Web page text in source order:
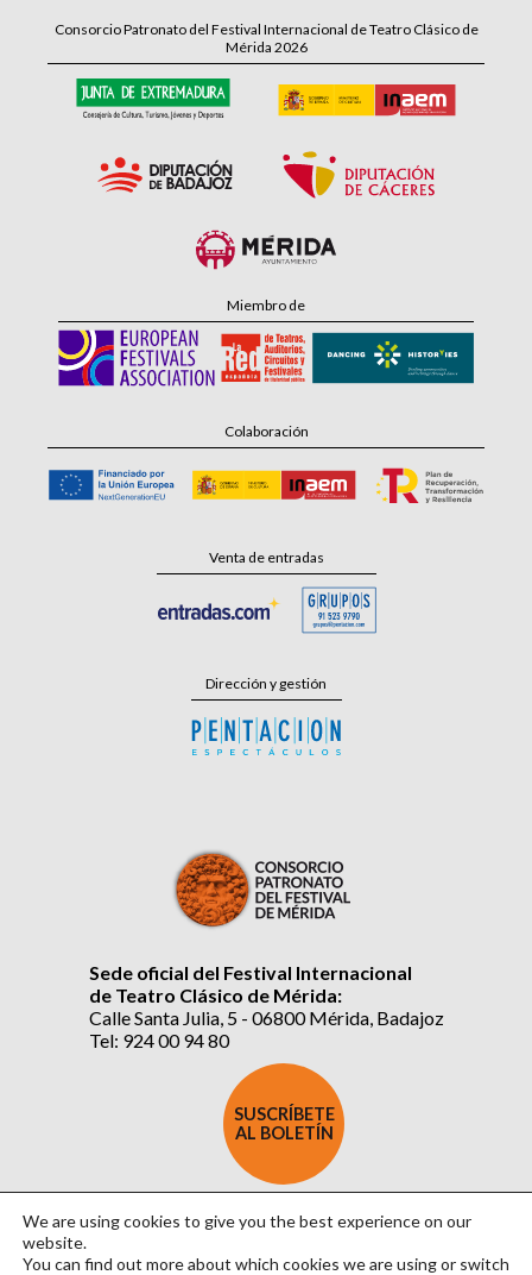
Consorcio Patronato del Festival Internacional de Teatro Clásico de
Mérida 2026
Miembro de
Colaboración
Venta de entradas
Dirección y gestión
Sede oficial del Festival Internacional
de Teatro Clásico de Mérida:
Calle Santa Julia, 5 - 06800 Mérida, Badajoz
Tel: 924 00 94 80
SUSCRÍBETE
AL BOLETÍN
We are using cookies to give you the best experience on our
website.
You can find out more about which cookies we are using or switch